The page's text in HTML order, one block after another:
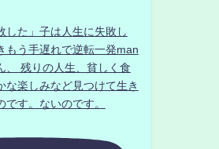
した」子は人生に失敗し
もう手遅れで逆転一発man
、 残りの人生、貧しく食
な楽しみなど見つけて生き
です。ないのです。